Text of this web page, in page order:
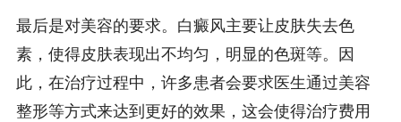
最后是对美容的要求。白癜风主要让皮肤失去色
素，使得皮肤表现出不均匀，明显的色斑等。因
此，在治疗过程中，许多患者会要求医生通过美容
整形等方式来达到更好的效果，这会使得治疗费用